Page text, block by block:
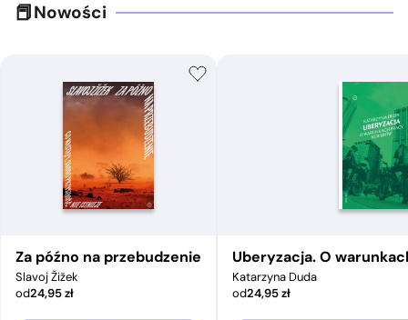
Nowości
Za późno na przebudzenie
Slavoj Žižek
od24,95zł
Uberyzacja. O
Katarzyna Duda
od24,95zł